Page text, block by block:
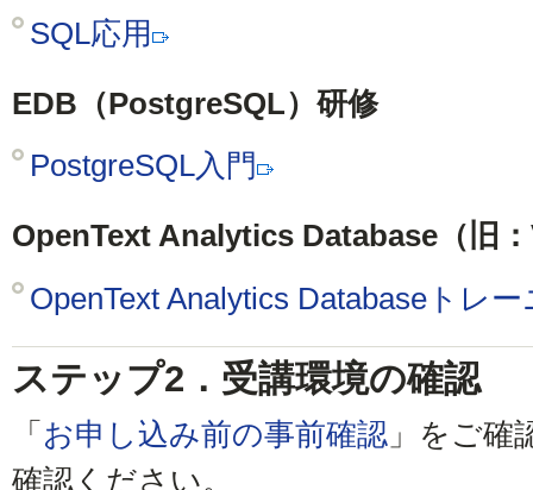
SQL応用
EDB（PostgreSQL）研修
PostgreSQL入門
OpenText Analytics Database（旧
OpenText Analytics Databaseトレ
ステップ2．受講環境の確認
「 お申し込み前の事前確認 」をご確
確認ください。